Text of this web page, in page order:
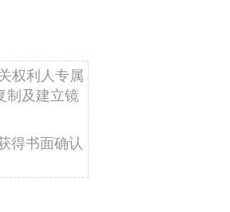
权利人专属
制及建立镜
得书面确认